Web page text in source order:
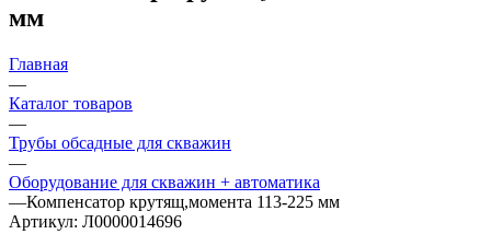
мм
Главная
—
Каталог товаров
—
Трубы обсадные для скважин
—
Оборудование для скважин + автоматика
—Компенсатор крутящ,момента 113-225 мм
Артикул: Л0000014696